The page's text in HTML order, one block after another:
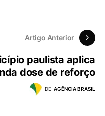
Artigo Anterior
paulista aplica
dose de reforço
DE AGÊNCIA BRASIL